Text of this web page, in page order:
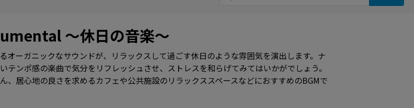
～休日の音楽～
オーガニックなサウンドが、リラックスして過ごす休日のような雰囲気を演出します。ナ
テンポ感の楽曲で気分をリフレッシュさせ、ストレスを和らげてみてはいかがでしょう。
、居心地の良さを求めるカフェや公共施設のリラックススペースなどにおすすめのBGMで